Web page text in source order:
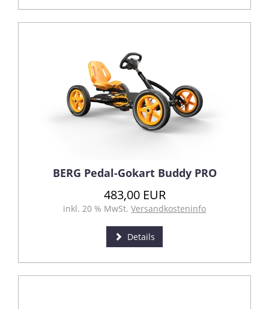
BERG Pedal-Gokart Buddy PRO
483,00 EUR
inkl. 20 % MwSt. Versandkosteninfo
Details